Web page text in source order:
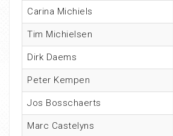
Carina Michiels
Tim Michielsen
Dirk Daems
Peter Kempen
Jos Bosschaerts
Marc Castelyns